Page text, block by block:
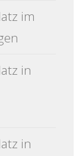
im
in
in